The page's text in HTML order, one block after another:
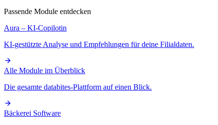
Passende Module entdecken
Aura – KI-Copilotin
KI-gestützte Analyse und Empfehlungen für deine Filialdaten.
Alle Module im Überblick
Die gesamte databites-Plattform auf einen Blick.
Bäckerei Software